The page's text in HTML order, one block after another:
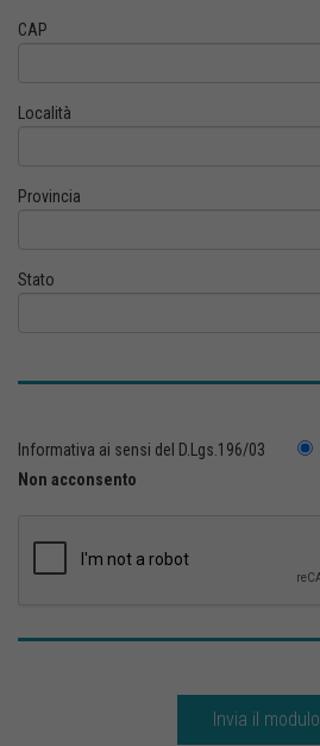
CAP
Località
Provincia
Stato
Informativa ai sensi del D.Lgs.196/03
Non acconsento
Invia il modulo